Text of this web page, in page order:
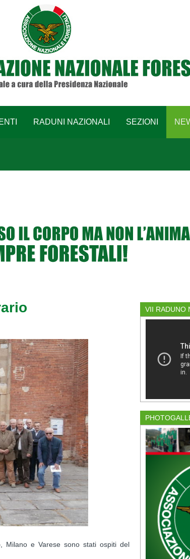
RADUNI NAZIONALI SEZIONI
Milano e Varese sono stati ospiti del
VII RADUNO